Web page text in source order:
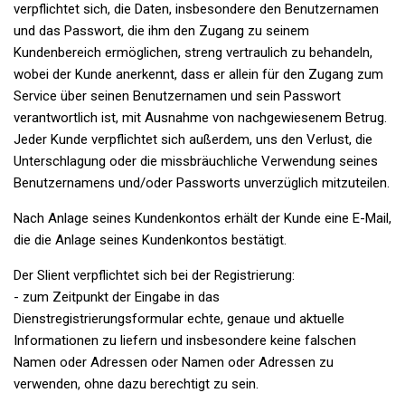
verpflichtet sich, die Daten, insbesondere den Benutzernamen
und das Passwort, die ihm den Zugang zu seinem
Kundenbereich ermöglichen, streng vertraulich zu behandeln,
wobei der Kunde anerkennt, dass er allein für den Zugang zum
Service über seinen Benutzernamen und sein Passwort
verantwortlich ist, mit Ausnahme von nachgewiesenem Betrug.
Jeder Kunde verpflichtet sich außerdem, uns den Verlust, die
Unterschlagung oder die missbräuchliche Verwendung seines
Benutzernamens und/oder Passworts unverzüglich mitzuteilen.
Nach Anlage seines Kundenkontos erhält der Kunde eine E-Mail,
die die Anlage seines Kundenkontos bestätigt.
Der Slient verpflichtet sich bei der Registrierung:
- zum Zeitpunkt der Eingabe in das
Dienstregistrierungsformular echte, genaue und aktuelle
Informationen zu liefern und insbesondere keine falschen
Namen oder Adressen oder Namen oder Adressen zu
verwenden, ohne dazu berechtigt zu sein.